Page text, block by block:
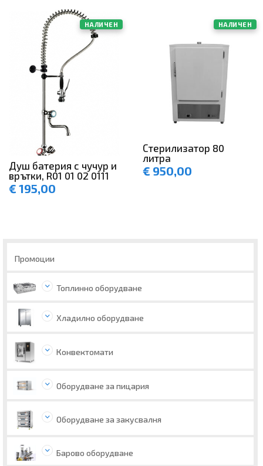
НАЛИЧЕН
Душ батерия с чучур и
врътки, R01 01 02 0111
€ 195,00
НАЛИЧЕН
Стерилизатор 80
литра
€ 950,00
Промоции
Топлинно оборудване
Хладилно оборудване
Конвектомати
Оборудване за пицария
Оборудване за закусвалня
Барово оборудване